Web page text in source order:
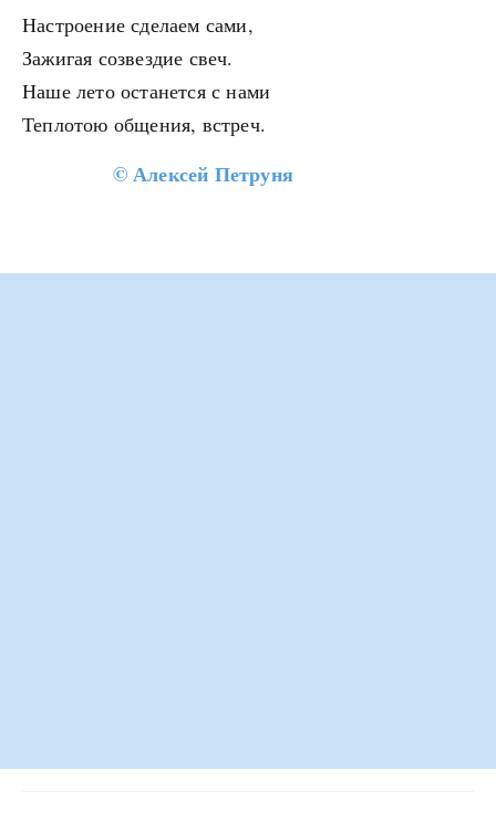
Настроение сделаем сами,
Зажигая созвездие свеч.
Наше лето останется с нами
Теплотою общения, встреч.
©Алексей Петруня